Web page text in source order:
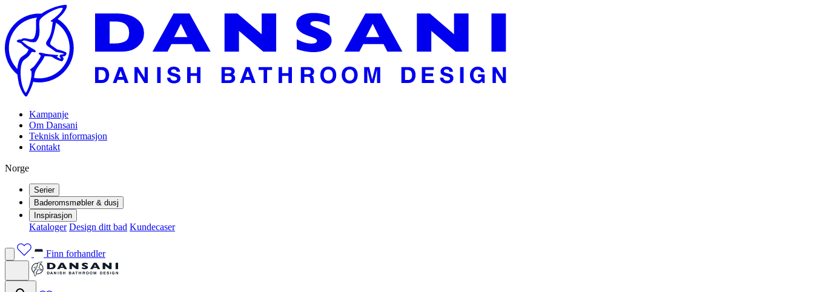
Kampanje
Om Dansani
Teknisk informasjon
Kontakt
Norge
Serier
Baderomsmøbler & dusj
Inspirasjon
Kataloger Design ditt bad Kundecaser
Finn forhandler